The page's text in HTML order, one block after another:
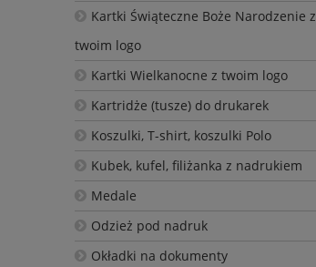
Kartki Świąteczne Boże Narodzenie z
twoim logo
Kartki Wielkanocne z twoim logo
Kartridże (tusze) do drukarek
Koszulki, T-shirt, koszulki Polo
Kubek, kufel, filiżanka z nadrukiem
Medale
Odzież pod nadruk
Okładki na dokumenty